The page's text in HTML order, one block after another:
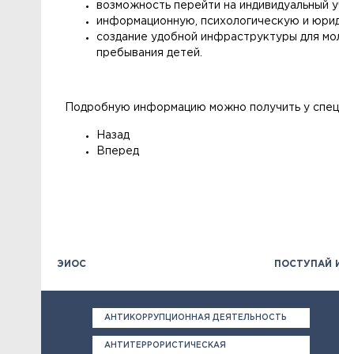
возможность перейти на индивидуальный
информационную, психологическую и
создание удобной инфраструктуры для
пребывания детей.
Подробную информацию можно получить у
Назад
Вперед
ЭИОС ПОСТУПАЙ
АНТИКОРРУПЦИОННАЯ ДЕЯТЕЛЬНОСТЬ
АНТИТЕРРОРИСТИЧЕСКАЯ